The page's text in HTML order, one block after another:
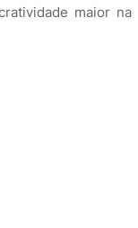
maior na